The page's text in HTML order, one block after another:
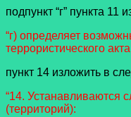
подпункт “г” пункта
“г) определяет
террористического
пункт 14 изложить в
“14. Устанавливаются
(территорий):